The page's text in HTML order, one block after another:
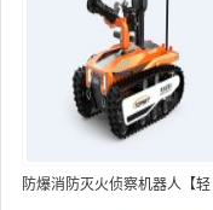
制+水炮跟踪火焰）RXR-
MC80BD（第8代）
防爆消防灭火侦察机器人【轻